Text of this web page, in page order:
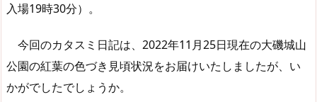
入場19時30分）。
今回のカタスミ日記は、2022年11月25日現在の大磯城山
公園の紅葉の色づき見頃状況をお届けいたしましたが、い
かがでしたでしょうか。